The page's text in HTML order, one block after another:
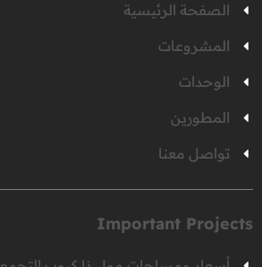
الصفحة الرئيسية
المشروعات
الوحدات
المطورين
تواصل معنا
Important Projects